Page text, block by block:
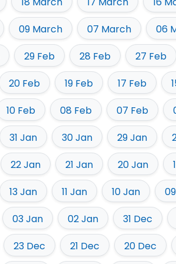
09 March 07 March 06
29 Feb 28 Feb 27 Feb
20 Feb 19 Feb 17 Feb
10 Feb 08 Feb 07 Feb
31 Jan 30 Jan 29 Jan
22 Jan 21 Jan 20 Jan
13 Jan 11 Jan 10 Jan
03 Jan 02 Jan 31 Dec
23 Dec 21 Dec 20 Dec